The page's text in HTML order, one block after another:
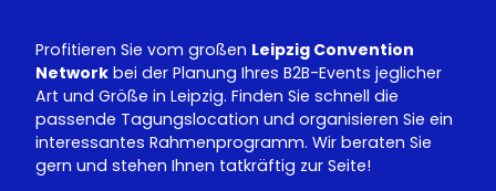
Profitieren Sie vom großen Leipzig Convention
Network bei der Planung Ihres B2B-Events jeglicher
Art und Größe in Leipzig. Finden Sie schnell die
passende Tagungslocation und organisieren Sie ein
interessantes Rahmenprogramm. Wir beraten Sie
gern und stehen Ihnen tatkräftig zur Seite!